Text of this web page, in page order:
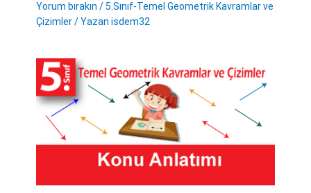
Yorum bırakın /5.Sınıf-Temel Geometrik Kavramlar ve
Çizimler/ Yazan isdem32